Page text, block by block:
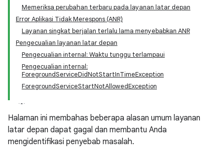
Memeriksa perubahan terbaru pada layanan latar depan
Error Aplikasi Tidak Merespons (ANR)
Layanan singkat berjalan terlalu lama menyebabkan ANR
Pengecualian layanan latar depan
Pengecualian internal: Waktu tunggu terlampaui
Pengecualian internal:
ForegroundServiceDidNotStartInTimeException
ForegroundServiceStartNotAllowedException
Halaman ini membahas beberapa alasan umum layanan
latar depan dapat gagal dan membantu Anda
mengidentifikasi penyebab masalah.